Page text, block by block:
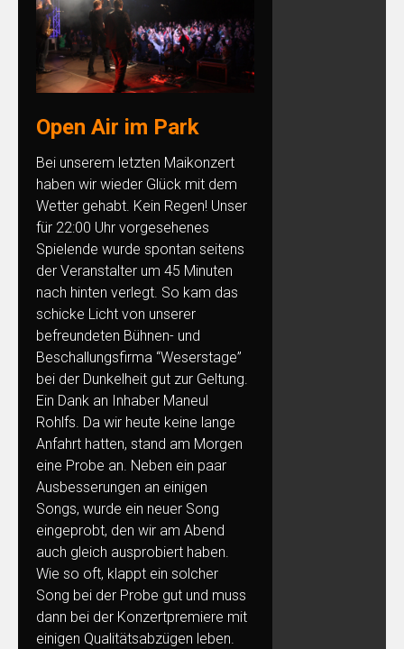
Open Air im Park
Bei unserem letzten Maikonzert
haben wir wieder Glück mit dem
Wetter gehabt. Kein Regen! Unser
für 22:00 Uhr vorgesehenes
Spielende wurde spontan seitens
der Veranstalter um 45 Minuten
nach hinten verlegt. So kam das
schicke Licht von unserer
befreundeten Bühnen- und
Beschallungsfirma “Weserstage”
bei der Dunkelheit gut zur Geltung.
Ein Dank an Inhaber Maneul
Rohlfs. Da wir heute keine lange
Anfahrt hatten, stand am Morgen
eine Probe an. Neben ein paar
Ausbesserungen an einigen
Songs, wurde ein neuer Song
eingeprobt, den wir am Abend
auch gleich ausprobiert haben.
Wie so oft, klappt ein solcher
Song bei der Probe gut und muss
dann bei der Konzertpremiere mit
einigen Qualitätsabzügen leben.